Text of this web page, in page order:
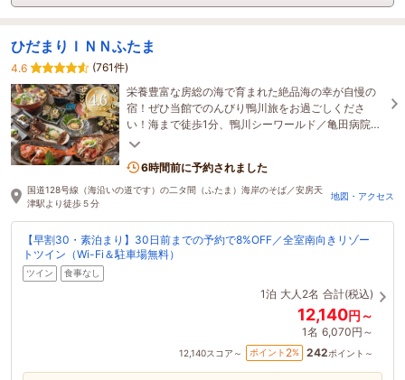
ひだまりＩＮＮふたま
4.6
(761件)
栄養豊富な房総の海で育まれた絶品海の幸が自慢の
宿！ぜひ当館でのんびり鴨川旅をお過ごしくださ
い！海まで徒歩1分、鴨川シーワールド／亀田病院ま
で路線バス約7分の好アクセス！（口コミ点数25/7/4
6時間前に予約されました
国道128号線（海沿いの道です）の二タ間（ふたま）海岸のそば／安房天
津駅より徒歩５分
地図・アクセス
【早割30・素泊まり】30日前までの予約で8%OFF／全室南向きリゾー
トツイン（Wi-Fi＆駐車場無料）
ツイン 食事なし
1泊 大人2名 合計(税込)
12,140円～
1名 6,070円～
12,140スコア～ ポイント 2% 242ポイント～